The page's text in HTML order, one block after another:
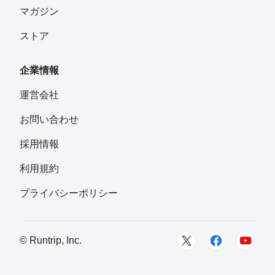
マガジン
ストア
企業情報
運営会社
お問い合わせ
採用情報
利用規約
プライバシーポリシー
© Runtrip, Inc.